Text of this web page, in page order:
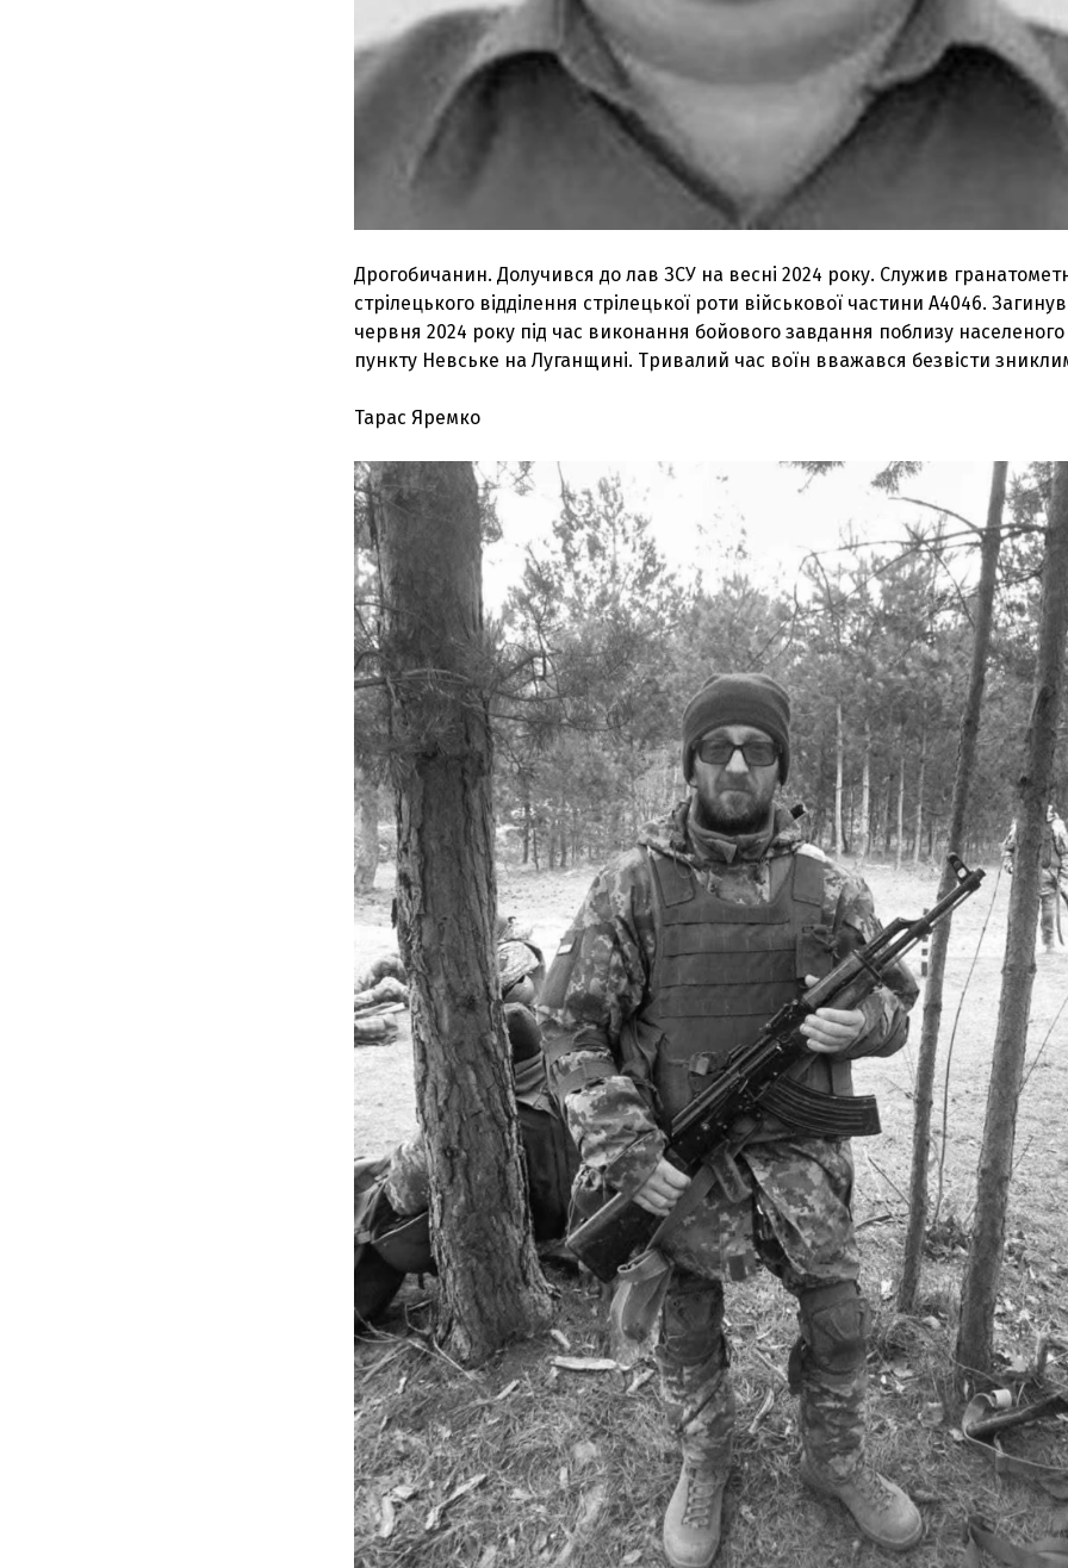
Дрогобичанин. Долучився до лав ЗСУ на весні 2024 року. Служив
стрілецького відділення стрілецької роти військової частини А4046.
червня 2024 року під час виконання бойового завдання поблизу населеного
пункту Невське на Луганщині. Тривалий час воїн вважався безвісти
Тарас Яремко